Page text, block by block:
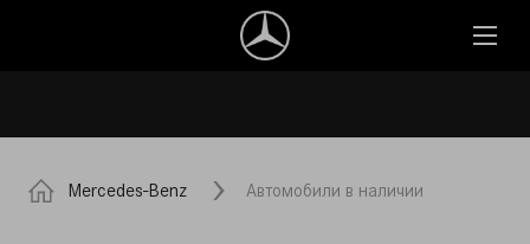
Mercedes-Benz Автомобили в наличии